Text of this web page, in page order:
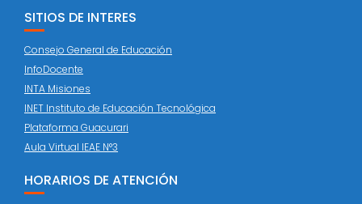
SITIOS DE INTERES
Consejo General de Educación
InfoDocente
INTA Misiones
INET Instituto de Educación Tecnológica
Plataforma Guacurari
Aula Virtual IEAE N°3
HORARIOS DE ATENCIÓN